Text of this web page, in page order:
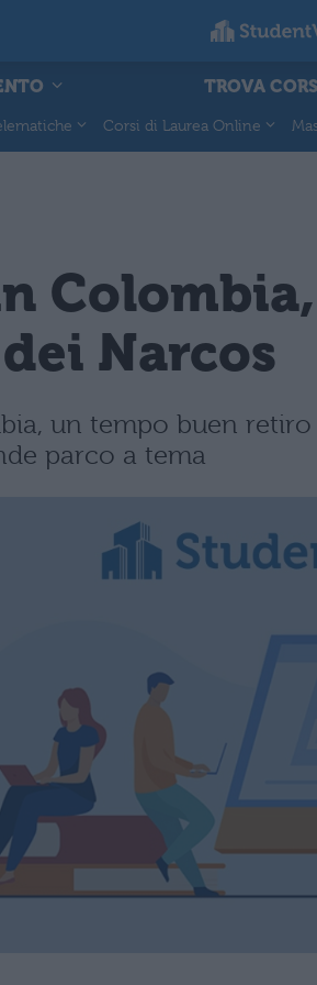
TROVA
Corsi di Laurea Online
Narcos
un tempo buen
parco a tema